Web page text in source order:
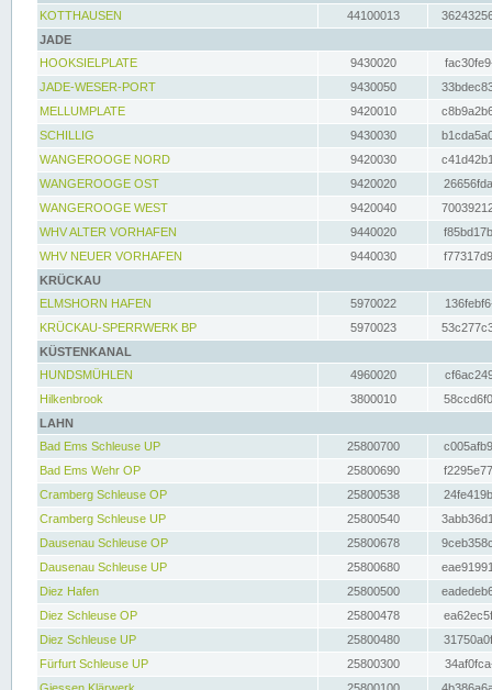
KOTTHAUSEN
44100013
JADE
HOOKSIELPLATE
9430020
JADE-WESER-PORT
9430050
MELLUMPLATE
9420010
SCHILLIG
9430030
WANGEROOGE NORD
9420030
WANGEROOGE OST
9420020
WANGEROOGE WEST
9420040
WHV ALTER VORHAFEN
9440020
WHV NEUER VORHAFEN
9440030
KRÜCKAU
ELMSHORN HAFEN
5970022
KRÜCKAU-SPERRWERK BP
5970023
KÜSTENKANAL
HUNDSMÜHLEN
4960020
Hilkenbrook
3800010
LAHN
Bad Ems Schleuse UP
25800700
Bad Ems Wehr OP
25800690
Cramberg Schleuse OP
25800538
Cramberg Schleuse UP
25800540
Dausenau Schleuse OP
25800678
Dausenau Schleuse UP
25800680
Diez Hafen
25800500
Diez Schleuse OP
25800478
Diez Schleuse UP
25800480
Fürfurt Schleuse UP
25800300